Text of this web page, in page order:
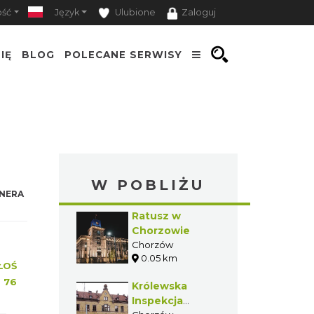
Język Ulubione Zaloguj
BLOG POLECANE SERWISY
76
W POBLIŻU
Ratusz w
Chorzowie
Chorzów
0.05 km
Królewska
Inspekcja